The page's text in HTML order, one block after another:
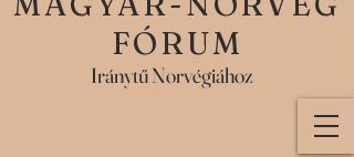
FÓRUM
Iránytű Norvégiához